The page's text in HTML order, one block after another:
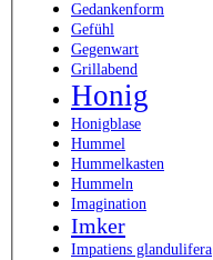
Gedankenform
Gefühl
Gegenwart
Grillabend
Honig
Honigblase
Hummel
Hummelkasten
Hummeln
Imagination
Imker
Impatiens glandulifera